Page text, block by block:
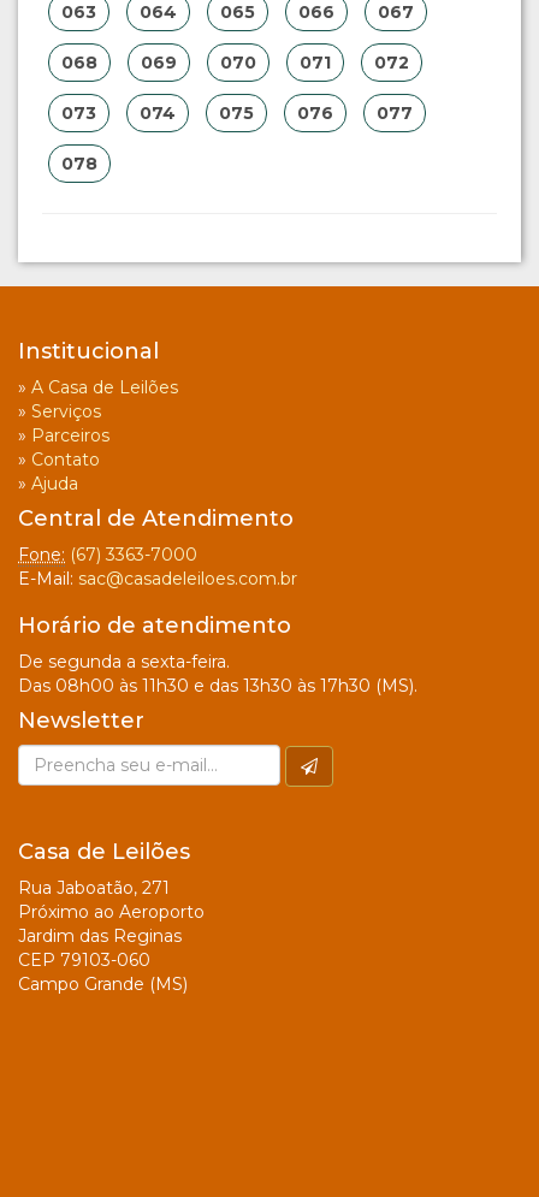
063 064 065 066 067
068 069 070 071 072
073 074 075 076 077
078
Institucional
» A Casa de Leilões
» Serviços
» Parceiros
» Contato
» Ajuda
Central de Atendimento
Fone: (67) 3363-7000
E-Mail: sac@casadeleiloes.com.br
Horário de atendimento
De segunda a sexta-feira.
Das 08h00 às 11h30 e das 13h30 às 17h30 (MS).
Newsletter
Casa de Leilões
Rua Jaboatão, 271
Próximo ao Aeroporto
Jardim das Reginas
CEP 79103-060
Campo Grande (MS)